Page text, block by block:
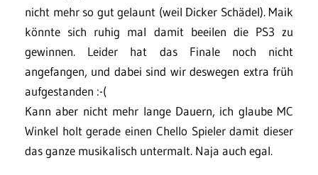
nicht mehr so gut gelaunt (weil Dicker Schädel). Maik
könnte sich ruhig mal damit beeilen die PS3 zu
gewinnen. Leider hat das Finale noch nicht
angefangen, und dabei sind wir deswegen extra früh
aufgestanden :-(
Kann aber nicht mehr lange Dauern, ich glaube MC
Winkel holt gerade einen Chello Spieler damit dieser
das ganze musikalisch untermalt. Naja auch egal.